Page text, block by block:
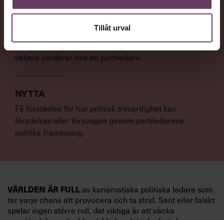
Tillåt urval
VAD
Statsvetaren Jenny Madestam, lektor vid Södertörns
högskola, går igenom vilka egenskaper svenska
väljare värderar hos en partiledare.
NYTTA
Få förståelse för hur politisk trovärdighet kan
förstärkas eller försvagas genom partiledarens
publika framtoning.
VÄRLDEN ÄR FULLav karismatiska politiska ledare som
tar varje chans att provocera och ta strid. Sant eller falskt
spelar ingen större roll, det viktiga är att väcka